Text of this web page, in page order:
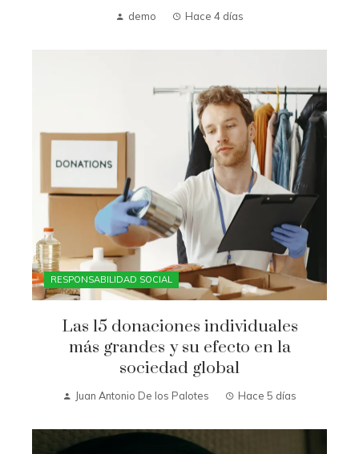
demo Hace 4 días
RESPONSABILIDAD SOCIAL
Las 15 donaciones individuales
más grandes y su efecto en la
sociedad global
Juan Antonio De los Palotes Hace 5 días